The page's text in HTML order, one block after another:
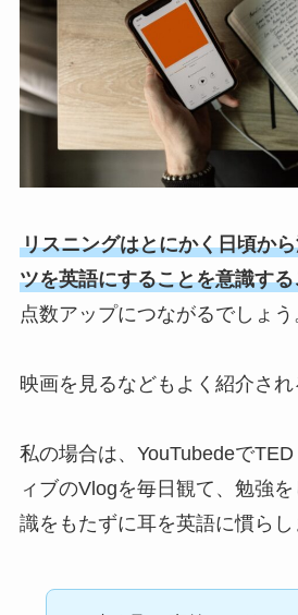
リスニングはとにかく日頃か
ツを英語にすることを意識する
点数アップにつながるでしょう
映画を見るなどもよく紹介され
私の場合は、YouTubedeで
ィブのVlogを毎日観て、勉強
識をもたずに耳を英語に慣らし